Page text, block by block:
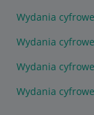
Wydania
Wydania
Wydania
Wydania